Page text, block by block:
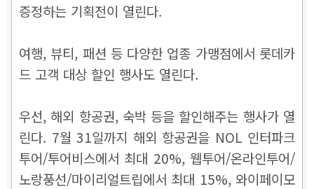
증정하는 기획전이 열린다.
여행, 뷰티, 패션 등 다양한 업종 가맹점에서 롯데카
드 고객 대상 할인 행사도 열린다.
우선, 해외 항공권, 숙박 등을 할인해주는 행사가 열
린다. 7월 31일까지 해외 항공권을 NOL 인터파크
투어/투어비스에서 최대 20%, 웹투어/온라인투어/
노랑풍선/마이리얼트립에서 최대 15%, 와이페이모